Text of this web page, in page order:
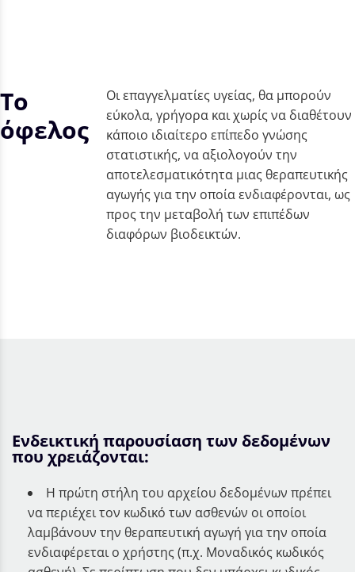
Το
όφελος
Οι επαγγελματίες υγείας, θα μπορούν
εύκολα, γρήγορα και χωρίς να διαθέτουν
κάποιο ιδιαίτερο επίπεδο γνώσης
στατιστικής, να αξιολογούν την
αποτελεσματικότητα μιας θεραπευτικής
αγωγής για την οποία ενδιαφέρονται, ως
προς την μεταβολή των επιπέδων
διαφόρων βιοδεικτών.
Ενδεικτική παρουσίαση των δεδομένων
που χρειάζονται:
Η πρώτη στήλη του αρχείου δεδομένων πρέπει
να περιέχει τον κωδικό των ασθενών οι οποίοι
λαμβάνουν την θεραπευτική αγωγή για την οποία
ενδιαφέρεται ο χρήστης (π.χ. Μοναδικός κωδικός